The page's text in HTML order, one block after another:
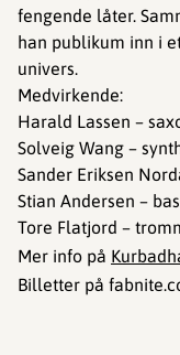
fengende låter.
han publikum inn i
univers.
Medvirkende:
Harald Lassen –
Solveig Wang –
Sander Eriksen
Stian Andersen –
Tore Flatjord –
Mer info på
Billetter på